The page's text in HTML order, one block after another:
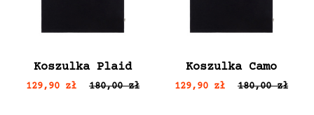
Koszulka Plaid
129,90 zł 180,00 zł
Koszulka Camo
129,90 zł 180,00 zł